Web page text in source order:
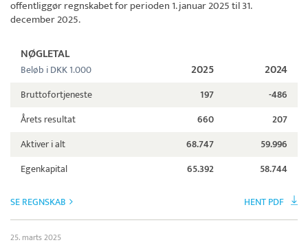
offentliggør regnskabet for perioden 1. januar 2025 til 31.
december 2025.
NØGLETAL
Beløb i DKK 1.000 2025 2024
Bruttofortjeneste 197
-486
Årets resultat
660
207
Aktiver i alt
68.747
59.996
Egenkapital
65.392 58.744
SE REGNSKAB HENT PDF
25. marts 2025